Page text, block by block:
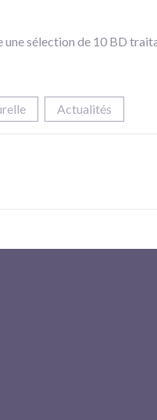
une sélection de 10 BD
Actualités